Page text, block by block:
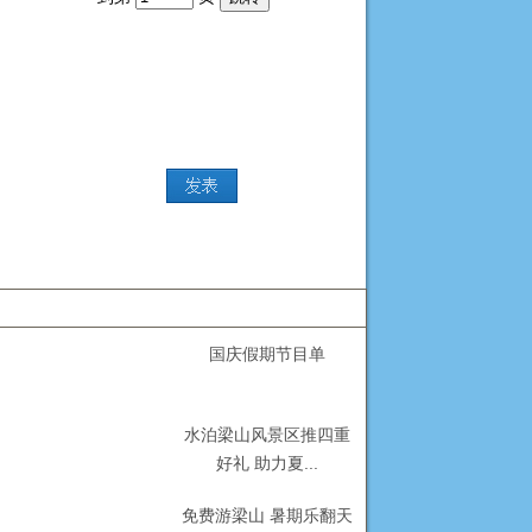
国庆假期节目单
水泊梁山风景区推四重
好礼 助力夏...
免费游梁山 暑期乐翻天